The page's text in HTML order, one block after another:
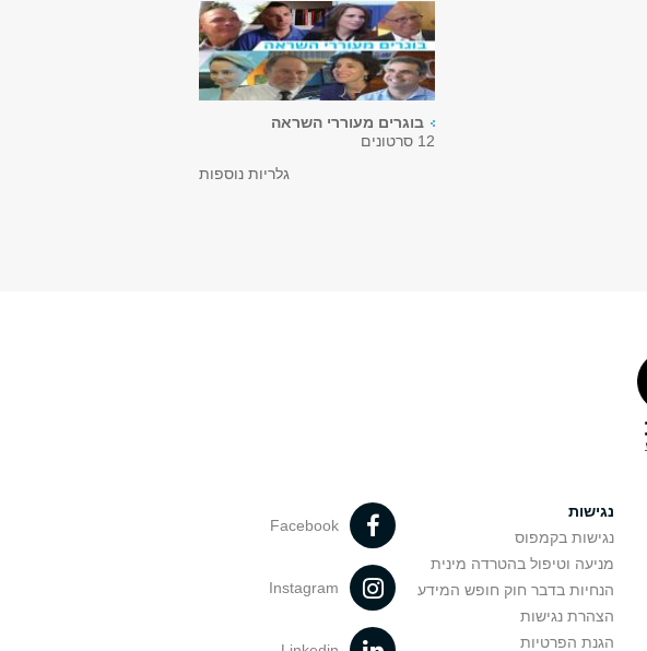
בוגרים מעוררי השראה
12 סרטונים
גלריות נוספות
נגישות
נגישות בקמפוס
מניעה וטיפול בהטרדה מינית
הנחיות בדבר חוק חופש המידע
הצהרת נגישות
הגנת הפרטיות
Facebook
Instagram